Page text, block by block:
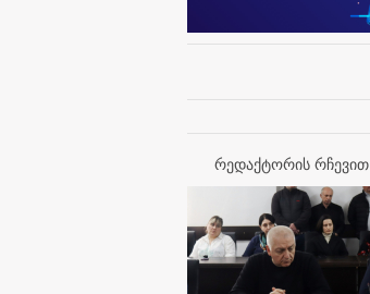
რედაქტორის რჩევით